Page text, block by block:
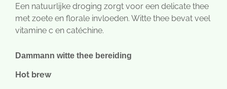
Een natuurlijke droging zorgt voor een delicate thee
met zoete en florale invloeden. Witte thee bevat veel
vitamine c en catéchine.
Dammann witte thee bereiding
Hot brew